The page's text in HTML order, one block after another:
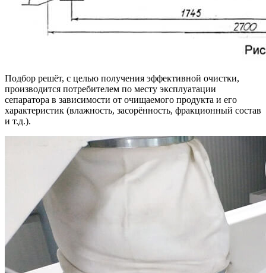
Подбор решёт, с целью получения эффективной очистки,
производится потребителем по месту эксплуатации
сепаратора в зависимости от очищаемого продукта и его
характеристик (влажность, засорённость, фракционный состав
и т.д.).